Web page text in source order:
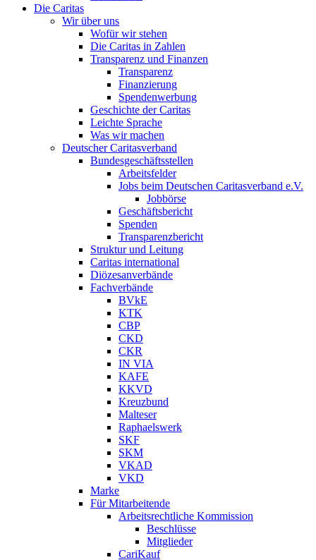
Die Caritas
Wir über uns
Wofür wir stehen
Die Caritas in Zahlen
Transparenz und Finanzen
Transparenz
Finanzierung
Spendenwerbung
Geschichte der Caritas
Leichte Sprache
Was wir machen
Deutscher Caritasverband
Bundesgeschäftsstellen
Arbeitsfelder
Jobs beim Deutschen Caritasverband e.V.
Jobbörse
Geschäftsbericht
Spenden
Transparenzbericht
Struktur und Leitung
Caritas international
Diözesanverbände
Fachverbände
BVkE
KTK
CBP
CKD
CKR
IN VIA
KAFE
KKVD
Kreuzbund
Malteser
Raphaelswerk
SKF
SKM
VKAD
VKD
Marke
Für Mitarbeitende
Arbeitsrechtliche Kommission
Beschlüsse
Mitglieder
CariKauf